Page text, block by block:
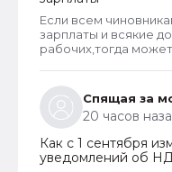
Если всем
зарплаты и всякие
рабочих,тогда
Спящая за
20 часов
Как с 1 сентября
уведомлений об